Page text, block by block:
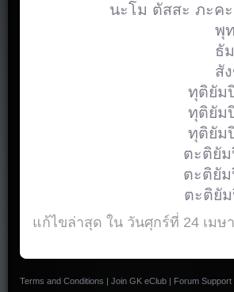
นะโม ตัสสะ ภะค
พุ
ธั
สั
ทุติยัม
ทุติยัม
ทุติยัม
ตะติยั
ตะติยั
ตะติยั
แก้ไขล่าสุด ใน วันศุกร์ที่ 24 เมษ
Terms and Conditions | Join GK eClub | Forum Support